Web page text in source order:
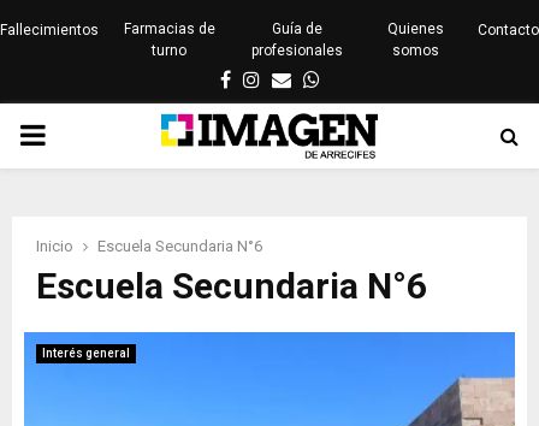
Fallecimientos
Farmacias de
turno
Guía de
profesionales
Quienes
somos
Contacto
Facebook
Instagram
EmailWhatsapp
PRIMARY
Inicio Escuela Secundaria N°6
Escuela Secundaria N°6
Interés general